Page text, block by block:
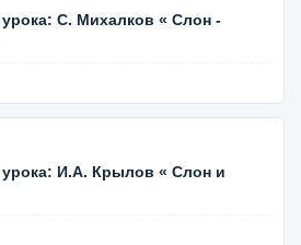
урока: С. Михалков « Слон -
урока: И.А. Крылов « Слон и